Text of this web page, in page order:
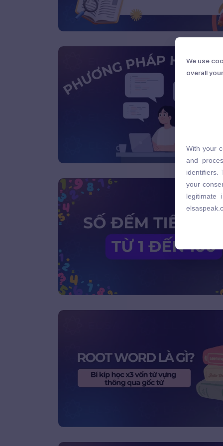
We use
overall
and
your
legitimate
We use
overall
With your
and
identifiers.
your
legitimate